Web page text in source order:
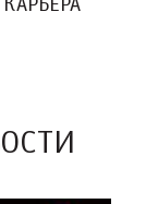
КАРЬЕРА